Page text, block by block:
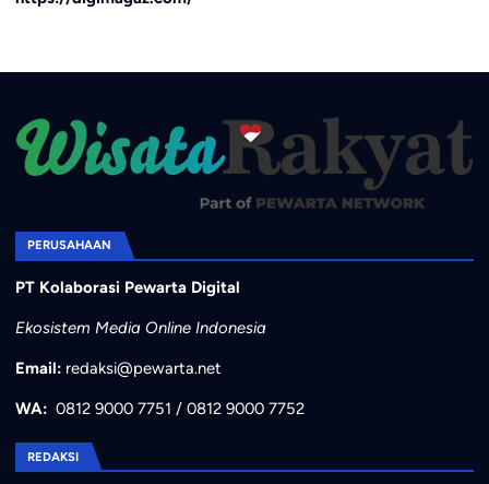
PERUSAHAAN
PT Kolaborasi Pewarta Digital
Ekosistem Media Online Indonesia
Email: redaksi@pewarta.net
WA: 0812 9000 7751 / 0812 9000 7752
REDAKSI